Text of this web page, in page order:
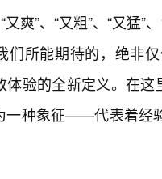
又爽”、“又粗”、“又猛
们所能期待的，绝非
体验的全新定义。在
一种象征——代表着经